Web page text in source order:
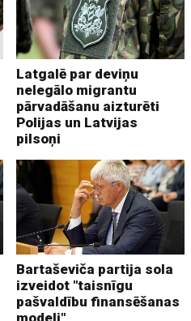
Latgalē par deviņu
nelegālo migrantu
pārvadāšanu aizturēti
Polijas un Latvijas
pilsoņi
Bartaševiča partija sola
izveidot "taisnīgu
pašvaldību finansēšanas
modeli"